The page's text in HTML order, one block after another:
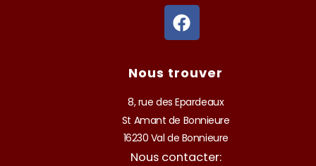
F
a
c
e
b
o
o
k
Nous trouver
8, rue des Epardeaux
St Amant de Bonnieure
16230 Val de Bonnieure
Nous contacter: